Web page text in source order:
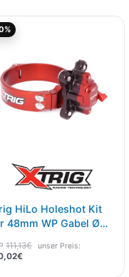
HiLo Holeshot Kit
48mm WP Gabel Ø
111,13€ unser Preis:
€